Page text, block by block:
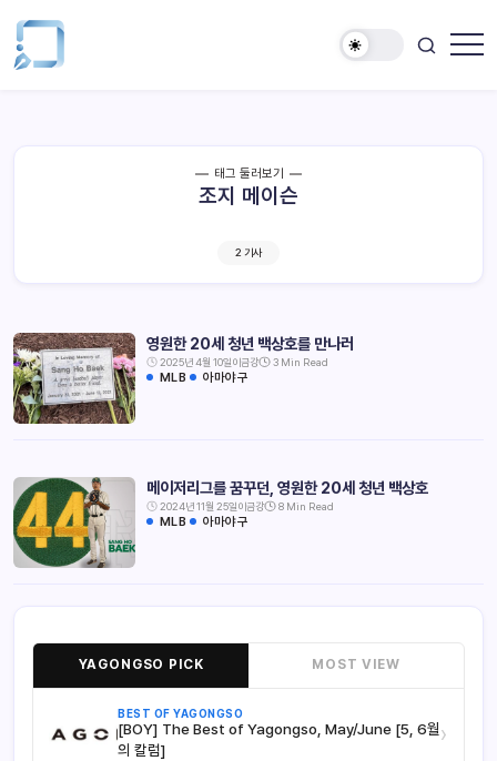
태그 둘러보기
조지 메이슨
2 기사
영원한 20세 청년 백상호를 만나러
2025년 4월 10일이금강 3 Min Read
MLB 아마야구
메이저리그를 꿈꾸던, 영원한 20세 청년 백상호
2024년 11월 25일이금강 8 Min Read
MLB 아마야구
YAGONGSO PICK MOST VIEW
BEST OF YAGONGSO
[BOY] The Best of Yagongso, May/June [5, 6월
의 칼럼]
›